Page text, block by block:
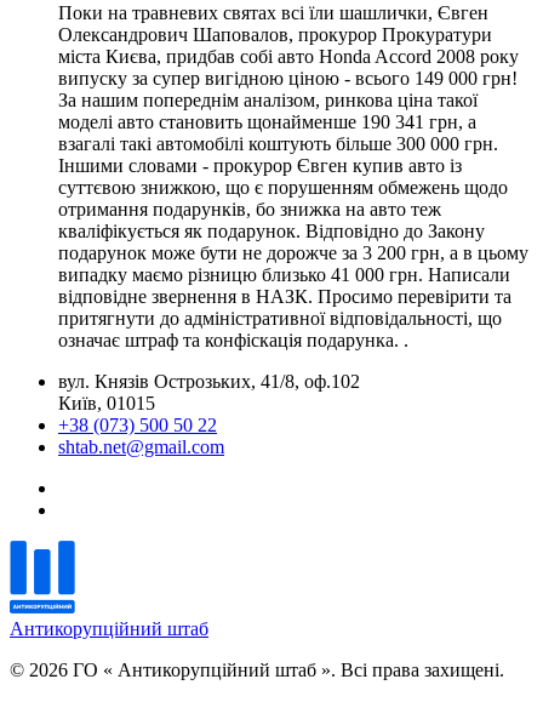
Поки на травневих святах всі їли шашлички, Євген
Олександрович Шаповалов, прокурор Прокуратури
міста Києва, придбав собі авто Honda Accord 2008 року
випуску за супер вигідною ціною - всього 149 000 грн!
За нашим попереднім аналізом, ринкова ціна такої
моделі авто становить щонайменше 190 341 грн, а
взагалі такі автомобілі коштують більше 300 000 грн.
Іншими словами - прокурор Євген купив авто із
суттєвою знижкою, що є порушенням обмежень щодо
отримання подарунків, бо знижка на авто теж
кваліфікується як подарунок. Відповідно до Закону
подарунок може бути не дорожче за 3 200 грн, а в цьому
випадку маємо різницю близько 41 000 грн. Написали
відповідне звернення в НАЗК. Просимо перевірити та
притягнути до адміністративної відповідальності, що
означає штраф та конфіскація подарунка. .
вул. Князів Острозьких, 41/8, оф.102
Київ, 01015
+38 (073) 500 50 22
shtab.net@gmail.com
Антикорупційний штаб
© 2026 ГО « Антикорупційний штаб ». Всі права захищені.